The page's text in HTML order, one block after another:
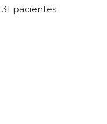
pacientes